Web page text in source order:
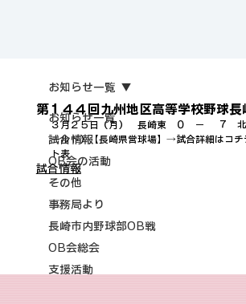
お知らせ一覧
試合情報
OB会の活動
その他
事務局より
長崎市内野球部OB戦
OB会総会
支援活動
お知らせ一覧
第１４４回九州地区高等学校野球長
３月２５日（月）　長崎東　０　－ 　７　
ールド）【長崎県営球場】→試合詳細はコチ
ト表
試合情報